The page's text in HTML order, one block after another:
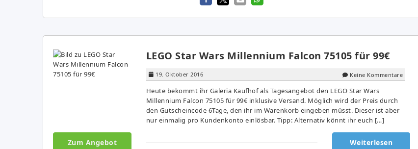
LEGO Star Wars Millennium Falcon 75105 für 99€
19. Oktober 2016 Keine Kommentare
Heute bekommt ihr Galeria Kaufhof als Tagesangebot den LEGO Star Wars
Millennium Falcon 75105 für 99€ inklusive Versand. Möglich wird der Preis durch
den Gutscheincode 6Tage, den ihr im Warenkorb eingeben müsst. Dieser ist aber
nur einmalig pro Kundenkonto einlösbar. Tipp: Alternativ könnt ihr euch […]
Zum Angebot Weiterlesen